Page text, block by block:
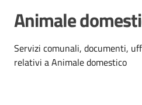
Animale
Dettagli
Servizi comunali, documenti,
relativi a Animale domestico